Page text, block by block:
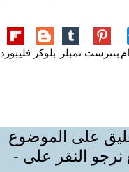
بنترست تمبلر بلوكر فليبورد
على الموضوع
نرجو النقر على -